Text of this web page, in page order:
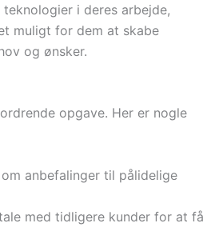
i deres arbejde,
muligt for dem at skabe
og ønsker.
opgave. Her er nogle
anbefalinger til pålidelige
med tidligere kunder for at få